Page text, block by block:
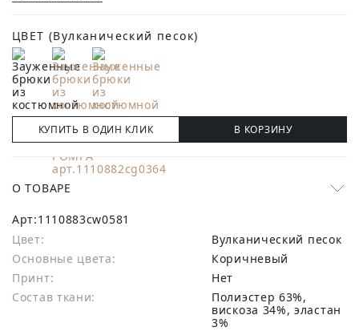
ЦВЕТ (Вулканический песок)
КУПИТЬ В ОДИН КЛИК В КОРЗИНУ
О ТОВАРЕ
Арт:1110883cw0581
Цвет:
Вулканический песок
Основные цвета:
коричневый
Принт:
Нет
Состав ткани:
полиэстер 63%,
вискоза 34%, эластан
3%